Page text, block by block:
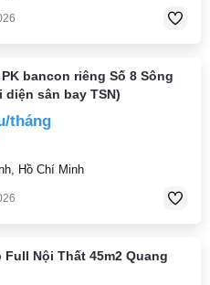
bancon riêng Số 8 Sông
sân bay TSN)
tháng
Hồ Chí Minh
Nội Thất 45m2 Quang